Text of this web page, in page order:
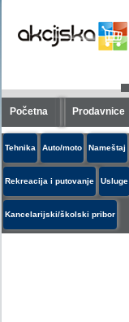
Početna Prodavnice
Tehnika Auto/moto Nameštaj
Rekreacija i putovanje Usluge
Kancelarijski/školski pribor